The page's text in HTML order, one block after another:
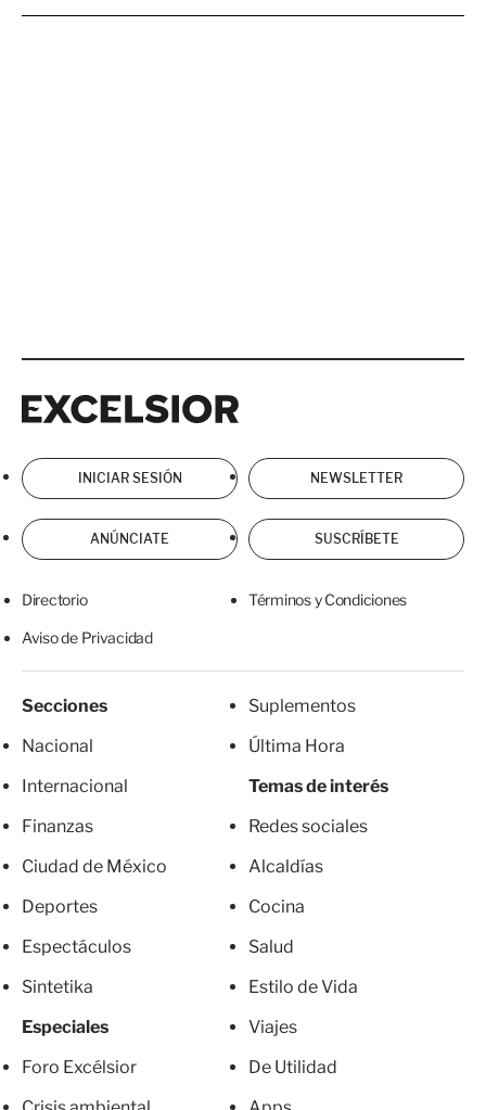
INICIAR SESIÓN NEWSLETTER
ANÚNCIATE SUSCRÍBETE
Directorio Términos y Condiciones
Aviso de Privacidad
Secciones
Nacional
Internacional
Finanzas
Ciudad de México
Deportes
Espectáculos
Sintetika
Especiales
Foro Excélsior
Suplementos
Última Hora
Temas de interés
Redes sociales
Alcaldías
Cocina
Salud
Estilo de Vida
Viajes
De Utilidad